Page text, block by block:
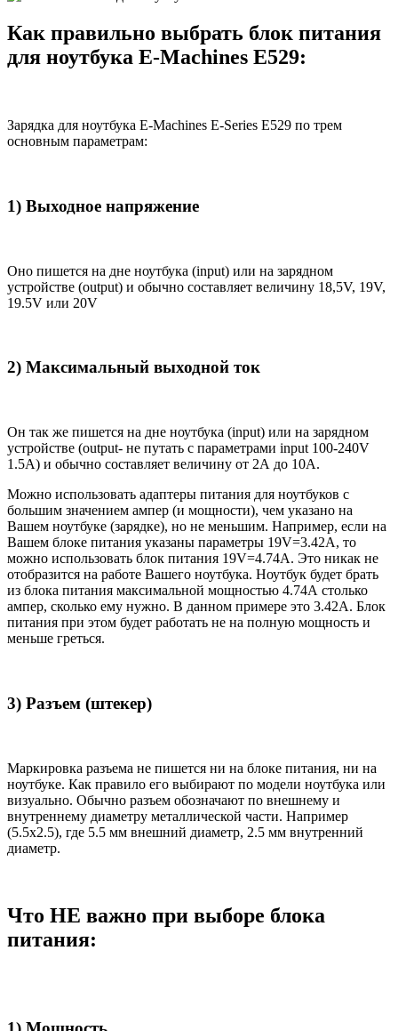
Как правильно выбрать блок питания
для ноутбука E-Machines E529:
Зарядка для ноутбука E-Machines E-Series E529 по трем
основным параметрам:
1) Выходное напряжение
Оно пишется на дне ноутбука (input) или на зарядном
устройстве (output) и обычно составляет величину 18,5V, 19V,
19.5V или 20V
2) Максимальный выходной ток
Он так же пишется на дне ноутбука (input) или на зарядном
устройстве (output- не путать с параметрами input 100-240V
1.5A) и обычно составляет величину от 2А до 10A.
Можно использовать адаптеры питания для ноутбуков с
большим значением ампер (и мощности), чем указано на
Вашем ноутбуке (зарядке), но не меньшим. Например, если на
Вашем блоке питания указаны параметры 19V=3.42A, то
можно использовать блок питания 19V=4.74A. Это никак не
отобразится на работе Вашего ноутбука. Ноутбук будет брать
из блока питания максимальной мощностью 4.74А столько
ампер, сколько ему нужно. В данном примере это 3.42А. Блок
питания при этом будет работать не на полную мощность и
меньше греться.
3) Разъем (штекер)
Маркировка разъема не пишется ни на блоке питания, ни на
ноутбуке. Как правило его выбирают по модели ноутбука или
визуально. Обычно разъем обозначают по внешнему и
внутреннему диаметру металлической части. Например
(5.5x2.5), где 5.5 мм внешний диаметр, 2.5 мм внутренний
диаметр.
Что НЕ важно при выборе блока
питания: